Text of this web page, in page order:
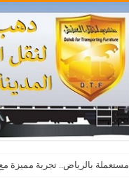
بالرياض.. تجربة مميزة
مباريات اليوم بث مباشر